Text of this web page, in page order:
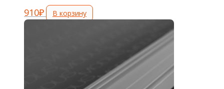
910₽ В корзину